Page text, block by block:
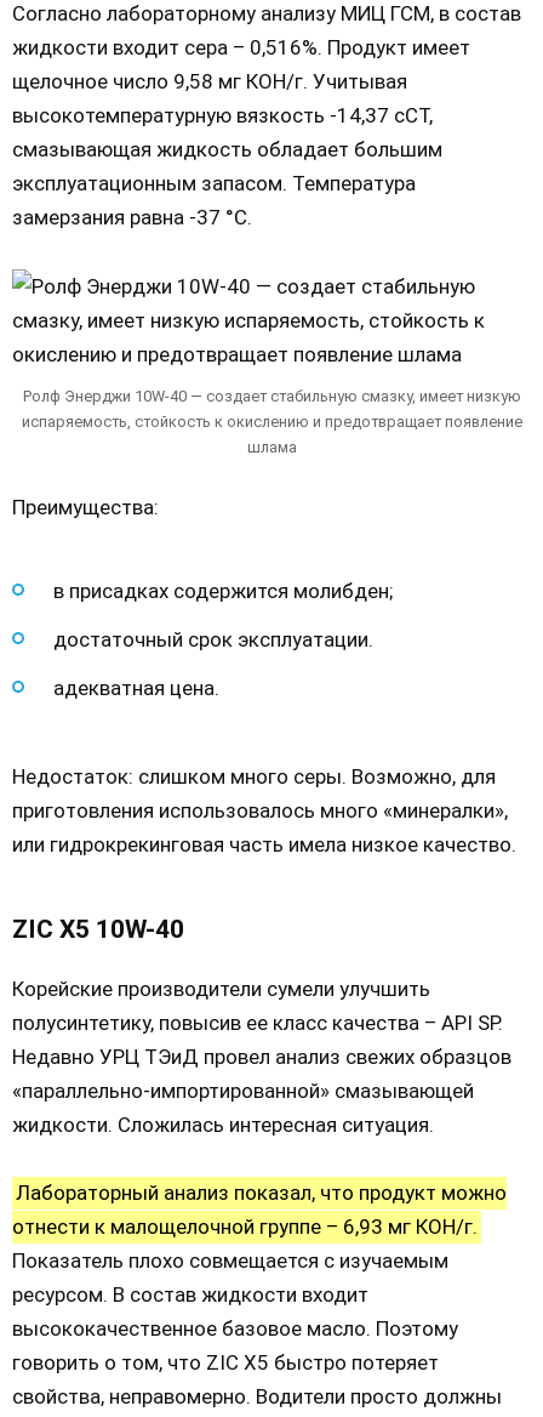
Согласно лабораторному анализу МИЦ ГСМ, в состав
жидкости входит сера – 0,516%. Продукт имеет
щелочное число 9,58 мг КОН/г. Учитывая
высокотемпературную вязкость -14,37 сСТ,
смазывающая жидкость обладает большим
эксплуатационным запасом. Температура
замерзания равна -37 °С.
Ролф Энерджи 10W-40 — создает стабильную смазку, имеет низкую
испаряемость, стойкость к окислению и предотвращает появление
шлама
Преимущества:
в присадках содержится молибден;
достаточный срок эксплуатации.
адекватная цена.
Недостаток: слишком много серы. Возможно, для
приготовления использовалось много «минералки»,
или гидрокрекинговая часть имела низкое качество.
ZIC X5 10W-40
Корейские производители сумели улучшить
полусинтетику, повысив ее класс качества – API SP.
Недавно УРЦ ТЭиД провел анализ свежих образцов
«параллельно-импортированной» смазывающей
жидкости. Сложилась интересная ситуация.
Лабораторный анализ показал, что продукт можно
отнести к малощелочной группе – 6,93 мг КОН/г.
Показатель плохо совмещается с изучаемым
ресурсом. В состав жидкости входит
высококачественное базовое масло. Поэтому
говорить о том, что ZIC X5 быстро потеряет
свойства, неправомерно. Водители просто должны